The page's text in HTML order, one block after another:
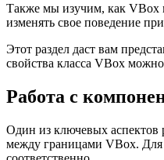
Также мы изучим, как VBox
изменять свое поведение
Этот раздел даст вам
свойства класса VBox
Работа с
Один из ключевых аспектов
между границами VBox. Для